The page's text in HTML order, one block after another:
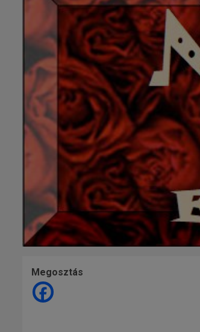
Megosztás